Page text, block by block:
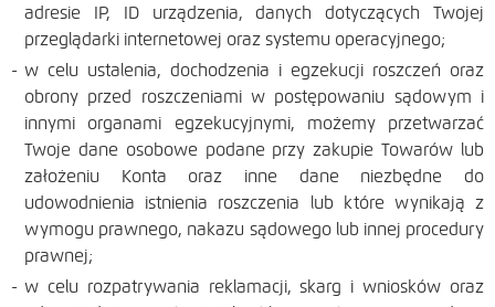
adresie IP, ID urządzenia, danych dotyczących Twojej
przeglądarki internetowej oraz systemu operacyjnego;
w celu ustalenia, dochodzenia i egzekucji roszczeń oraz
obrony przed roszczeniami w postępowaniu sądowym i
innymi organami egzekucyjnymi, możemy przetwarzać
Twoje dane osobowe podane przy zakupie Towarów lub
założeniu Konta oraz inne dane niezbędne do
udowodnienia istnienia roszczenia lub które wynikają z
wymogu prawnego, nakazu sądowego lub innej procedury
prawnej;
w celu rozpatrywania reklamacji, skarg i wniosków oraz